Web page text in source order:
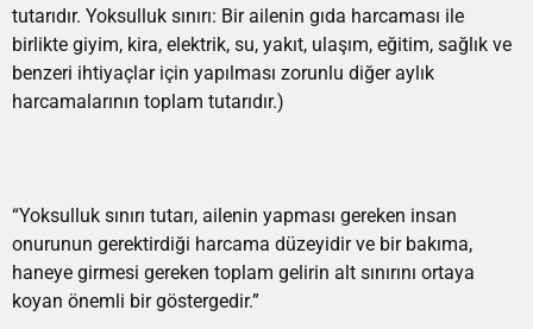
tutarıdır. Yoksulluk sınırı: Bir ailenin gıda harcaması ile
birlikte giyim, kira, elektrik, su, yakıt, ulaşım, eğitim, sağlık ve
benzeri ihtiyaçlar için yapılması zorunlu diğer aylık
harcamalarının toplam tutarıdır.)
“Yoksulluk sınırı tutarı, ailenin yapması gereken insan
onurunun gerektirdiği harcama düzeyidir ve bir bakıma,
haneye girmesi gereken toplam gelirin alt sınırını ortaya
koyan önemli bir göstergedir.”